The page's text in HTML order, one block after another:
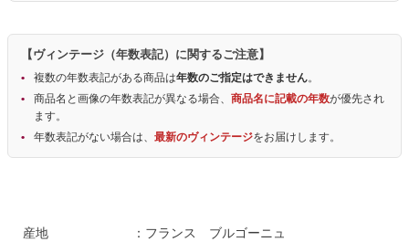
【ヴィンテージ（年数表記）に関するご注意】
複数の年数表記がある商品は年数のご指定はできません。
商品名と画像の年数表記が異なる場合、 商品名に記載の年数が優先され
ます。
年数表記がない場合は、 最新のヴィンテージをお届けします。
産地
：フランス ブルゴーニュ